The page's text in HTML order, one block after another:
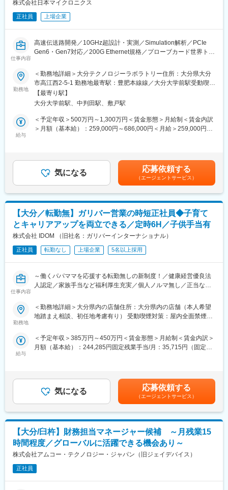
を製造している競合企業でも、ウェハーなどのパーツを作ってい
る企業でも必要とされています。顧客の幅の広さは同社の特徴で
す。
変更の範囲：会社の定める業務
■魅力ポイント：
（1）成果を出しやすい環境：
ノルマではなく店舗全体で売上目標を設定しています。
定性＋定量の両面で明確な評価基準を設定。「次に何ができれば
良いか」が明確にあり、自身の実績や頑張りがダイレクトに評価
されます。
（3） 圧倒的な知名度、豊富な商品数により得られる商談機会の
多さ：
安定した集客＋世界最大級の中古車データベースの保有によっ
家賃補助、社宅制度、子供手当等充実しており、健康経営優良法
人2025への認定実績あり！
ルスリーダーなどで営業フロントを極めるのもよし、店舗経営者
を目指せる「ストアプロ制度」、本部へのキャリアチェンジなど
の選択肢も豊富。一人ひとりのなりたい姿、描きたいキャリアを
実現できます。
■入社後の教育体制：
入社後の2週間の導入研修をはじめ、多彩な研修で成長をサポート
し、それぞれの役職や志向性に合わせた能力開発の制度も充実し
ています。
『日本のガリバーから世界のIDOMへ』東証プライム上場でクルマ
買取実績、中古車販売実績共に業界トップクラスの会社です。
株式会社日本マイクロニクス
正社員 上場企業
仕事内容
高速伝送路開発／10GHz超設計・実測／Simulation解析／PCIe
Gen6・Gen7対応／200G Ethernet規格／プローブカード世界トッ
継承
■業務内容
基板、Probe（コネクタ）を含む高速ディジタル伝送路の開発、
量産のための設計標準化、及び技術拡張のためのデータベース構
築を行います。
高速ディジタル伝送路の設計、及び実測またはSimulationを用い
た解析評価経験者を募集します。
・プローブカードにおける、PCIe Gen6.0、及びGen7.0や
200GEthernet規格に対応する高速ディジタル伝送路の開発
・顧客及び社内技術者と直接会話し、必要な開発情報を取得する
・設計ルールを実現できるPCB、MLOメーカーの発掘と技術的な
協力関係の構築
・プロダクトエンジニアと協力し、Probe（コネクタ）部の実測
設計する
・2～3年の開発期間後、開発プロダクトの分野責任者として、技
・上記と合わせて次世代を担う若手～中堅エンジニアの育成と、
継続的な開発環境の構築を行う。
■当社について
日本マイクロニクス（MJC）は半導体製造工程で使用される検査
提供しています。
シェアは世界トップクラスを誇り、これらは半導体の品質や性能
変更の範囲：会社の定める業務
勤務地
＜勤務地詳細＞大分テクノロジーラボラトリー住所：大分県大分
市高江西2-5-1 勤務地最寄駅：豊肥本線線／大分大学前駅受動喫煙
対策：屋内全面禁煙変更の範囲：会社の定める事業所（リモート
ワーク含む）
【最寄り駅】
大分大学前駅、中判田駅、敷戸駅
給与
＜予定年収＞500万円～1,300万円＜賃金形態＞月給制＜賃金内訳
＞月額（基本給）：259,000円～686,000円＜月給＞259,000円～
金額であり、選考を通じて上下する可能性があります。月給(月額)
は固定手当を含めた表記です。
気になる 応募依頼する
（エージェントサービス）
【大分／転勤無】ガリバー営業の時短正社員◆子育て
とキャリアアップを両立できる／定時6H／子供手当有
株式会社 IDOM （旧社名：ガリバーインターナショナル）
正社員 転勤なし 上場企業 5名以上採用
仕事内容
～働くパパママを応援する転勤無しの新制度！／健康経営優良法
人認定／家族手当など福利厚生充実／個人ノルマ無し／正当な評
／中古車販売実績業界トップクラス～
■業務内容：
ど）をお任せします。お客様それぞれの生活背景、使用用途、未
来設計、価値観に耳を傾け、最適な車との出会いをサポートする
◇お客様への提案商談（自動車の販売、買取、その他サービスの
提案）
◇自動車の査定業務
◇来店集客活動（ウェブサイトへの情報登録、店舗ブログの更新
など）
◇展示車両の配置設計
◇その他店舗運営業務など
※福利厚生や社員のモチベーション向上に繋がる仕組みが豊富な環
境です。
勤務地
＜勤務地詳細＞大分県内の店舗住所：大分県内の店舗（本人希望
地踏まえ相談、初任地考慮有り） 受動喫煙対策：屋内全面禁煙変
給与
＜予定年収＞385万円～450万円＜賃金形態＞月給制＜賃金内訳＞
月額（基本給）：244,285円固定残業手当/月：35,715円（固定残
年収例：年収499万円：月給28万円＋インセンティブ＋賞与＋子
供手当年収427万円：月給28万円＋インセンティブ＋賞与＋子供
手当賃金はあくまでも目安の金額であり、選考を通じて上下する
可能性があります。月給(月額)は固定手当を含めた表記です。
気になる 応募依頼する
（エージェントサービス）
【大分/臼杵】財務担当マネージャー候補 ～月残業15
時間程度／グローバルに活躍できる機会あり～
株式会社アムコー・テクノロジー・ジャパン（旧ジェイデバイス）
正社員